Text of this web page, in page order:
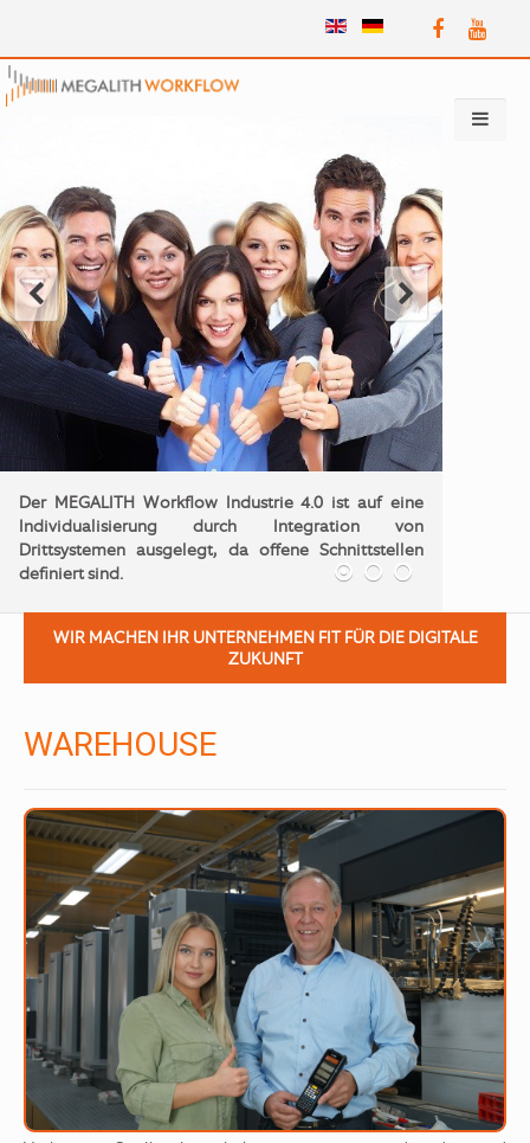
Unser Produkt ist nicht unsere Grenze! Die
Integration von Drittsystemen per offener API
Schnittstelle eröffnet ungeahnte Möglichkeiten.
WIR MACHEN IHR UNTERNEHMEN FIT FÜR DIE DIGITALE
ZUKUNFT
WAREHOUSE